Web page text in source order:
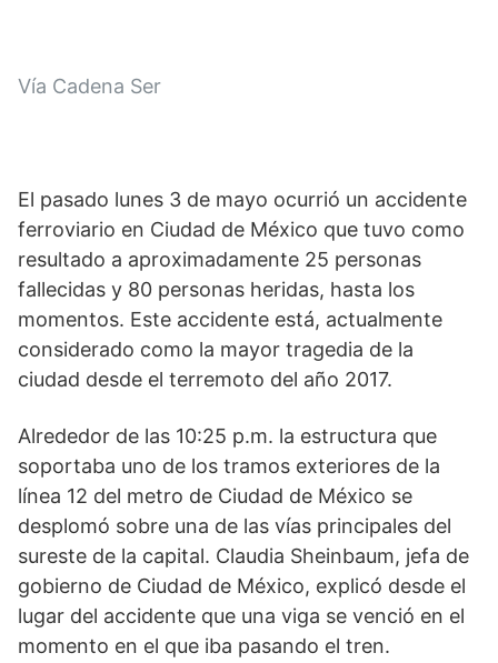
Vía Cadena Ser
El pasado lunes 3 de mayo ocurrió un accidente
ferroviario en Ciudad de México que tuvo como
resultado a aproximadamente 25 personas
fallecidas y 80 personas heridas, hasta los
momentos. Este accidente está, actualmente
considerado como la mayor tragedia de la
ciudad desde el terremoto del año 2017.
Alrededor de las 10:25 p.m. la estructura que
soportaba uno de los tramos exteriores de la
línea 12 del metro de Ciudad de México se
desplomó sobre una de las vías principales del
sureste de la capital. Claudia Sheinbaum, jefa de
gobierno de Ciudad de México, explicó desde el
lugar del accidente que una viga se venció en el
momento en el que iba pasando el tren.